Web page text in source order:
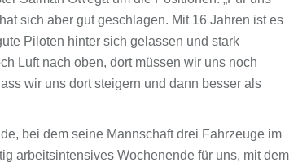
sich aber gut geschlagen. Mit 16 Jahren ist es
Piloten hinter sich gelassen und stark
Luft nach oben, dort müssen wir uns noch
wir uns dort steigern und dann besser als
bei dem seine Mannschaft drei Fahrzeuge im
arbeitsintensives Wochenende für uns, mit dem